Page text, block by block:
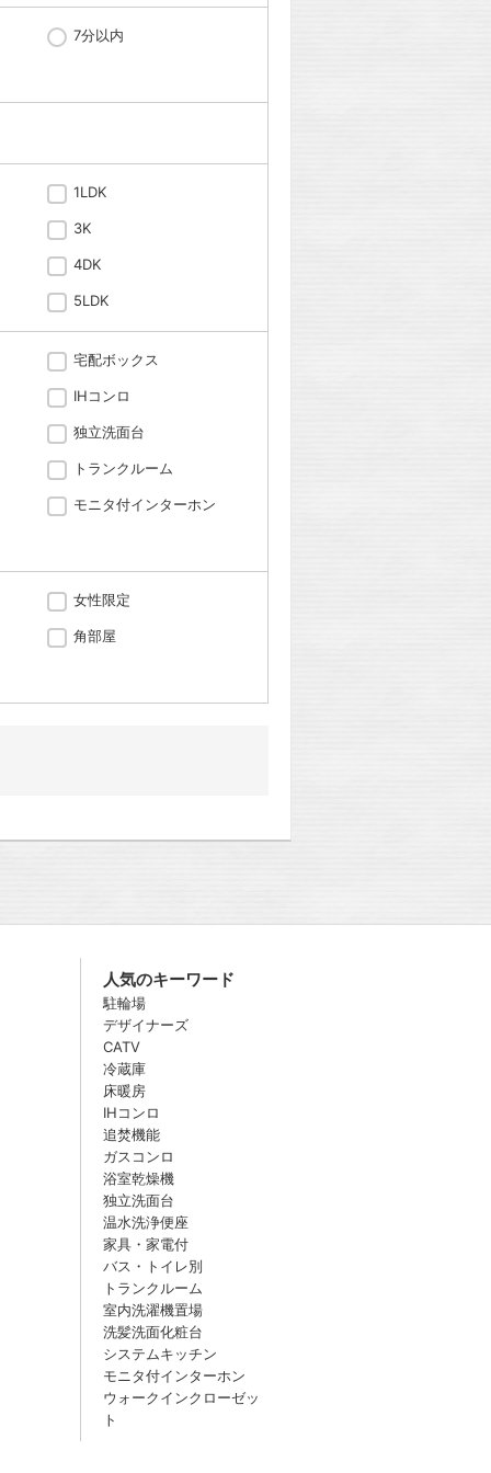
7分以内
1LDK
3K
4DK
5LDK
宅配ボックス
IHコンロ
独立洗面台
トランクルーム
モニタ付インターホン
女性限定
角部屋
人気のキーワード
駐輪場
デザイナーズ
CATV
冷蔵庫
床暖房
IHコンロ
追焚機能
ガスコンロ
浴室乾燥機
独立洗面台
温水洗浄便座
家具・家電付
バス・トイレ別
トランクルーム
室内洗濯機置場
洗髪洗面化粧台
システムキッチン
モニタ付インターホン
ウォークインクローゼッ
ト